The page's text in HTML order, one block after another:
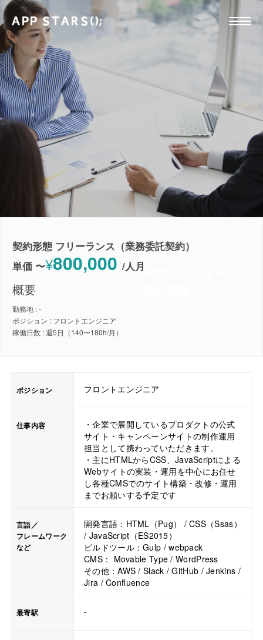
フロントエンジニア｜公式サイト・キャンペ
契約形態 フリーランス（業務委託契約）
単価 〜¥800,000 /人月
概要
勤務地 : -
ポジション : フロントエンジニア
稼働日数 : 週5日（140〜180h/月）
ポジション フロントエンジニア
仕事内容
・企業で展開しているプロダクトの公式
サイト・キャンペーンサイトの制作運用
担当として携わっていただきます。
・主にHTMLからCSS、JavaScriptによる
Webサイトの実装・運用を中心にお任せ
し各種CMSでのサイト構築・改修・運用
までお願いする予定です
言語／
フレームワーク
など
開発言語：HTML（Pug） / CSS（Ssas）
/ JavaScript（ES2015）
ビルドツール：Gulp / webpack
CMS： Movable Type / WordPress
その他：AWS / Slack / GitHub / Jenkins /
Jira / Confluence
最寄駅 -